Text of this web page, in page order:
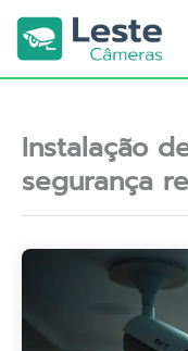
para
conteúdo
Instalação
segurança